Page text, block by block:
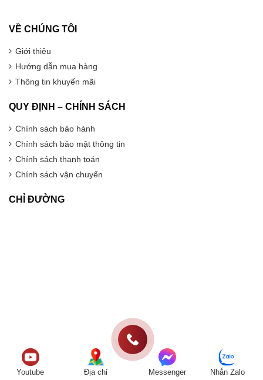
VỀ CHÚNG TÔI
Giới thiệu
Hướng dẫn mua hàng
Thông tin khuyến mãi
QUY ĐỊNH – CHÍNH SÁCH
Chính sách bảo hành
Chính sách bảo mật thông tin
Chính sách thanh toán
Chính sách vận chuyển
CHỈ ĐƯỜNG
Youtube Địa chỉ Messenger Nhắn Zalo